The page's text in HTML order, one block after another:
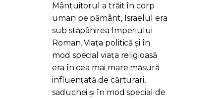
Mântuitorul a trăit în corp
uman pe pământ, Israelul era
sub stăpânirea Imperiului
Roman. Viața politică și în
mod special viața religioasă
era în cea mai mare măsură
influențată de cărturari,
saduchei și în mod special de